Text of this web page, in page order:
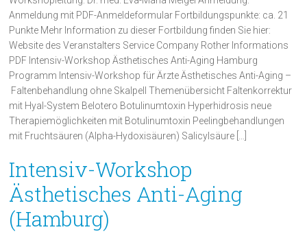
Anmeldung mit PDF-Anmeldeformular Fortbildungspunkte: ca. 21
Punkte Mehr Information zu dieser Fortbildung finden Sie hier:
Website des Veranstalters Service Company Rother Informations
PDF Intensiv-Workshop Ästhetisches Anti-Aging Hamburg
Programm Intensiv-Workshop für Ärzte Ästhetisches Anti-Aging –
Faltenbehandlung ohne Skalpell Themenübersicht Faltenkorrektur
mit Hyal-System Belotero Botulinumtoxin Hyperhidrosis neue
Therapiemöglichkeiten mit Botulinumtoxin Peelingbehandlungen
mit Fruchtsäuren (Alpha-Hydoxisäuren) Salicylsäure […]
Intensiv-Workshop
Ästhetisches Anti-Aging
(Hamburg)